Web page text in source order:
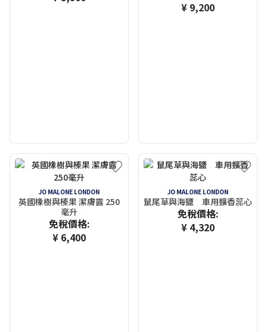
¥ 9,200
JO MALONE LONDON
英國橡樹與榛果 潔膚露 250
毫升
免稅價格:
¥ 6,400
JO MALONE LONDON
鼠尾草與海鹽 車用擴香蕊心
免稅價格:
¥ 4,320